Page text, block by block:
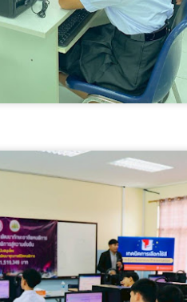
นเผชิญกับภาระหนี้สิน กรมบังคับคดี
ผู้ช่วยจัดการปัญหาอย่างยั่งยืน โดย
คลุม 3 ด้านหลัก
มูลล่าสุด มิถุนายน 2569
ที่สุด แต่เป็นที่นอนที่เหมาะกับสรีระ
และท่านอนต่างกัน ย่อมต้องการที่นอนที่
ด"ที่นอนตามสรีระ"และเหตุผลที่หลาย
ซ์ของตัวเอง หรือการตัดแว่น ก็ตรวจวัด
งชาติ ระยะที่ 3 มุ่งสู่สังคม
คกลาง ขับเคลื่อนแผนส่งเสริมคุณธรรม
มอย่างยั่งยืน
09.00 น. ที่ผ่านมา กรมการศาสนา
านเลขานุการคณะกรรมการส่งเสริม
บัติการติดตามผลการขับเคลื่อนแผน
ห่งชาติ ระยะที่ 2 (พ.ศ. 2566–2570)